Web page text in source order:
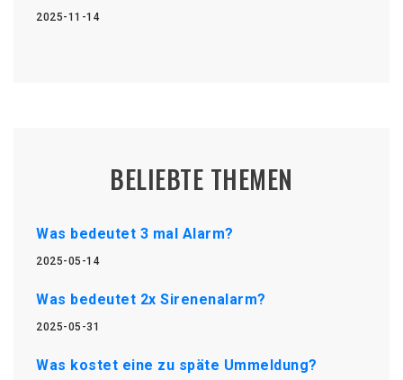
2025-11-14
BELIEBTE THEMEN
Was bedeutet 3 mal Alarm?
2025-05-14
Was bedeutet 2x Sirenenalarm?
2025-05-31
Was kostet eine zu späte Ummeldung?